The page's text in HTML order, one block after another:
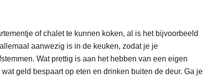
of chalet te kunnen koken, al is het bijvoorbeeld
aanwezig is in de keuken, zodat je je
Wat prettig is aan het hebben van een eigen
geld bespaart op eten en drinken buiten de deur. Ga je